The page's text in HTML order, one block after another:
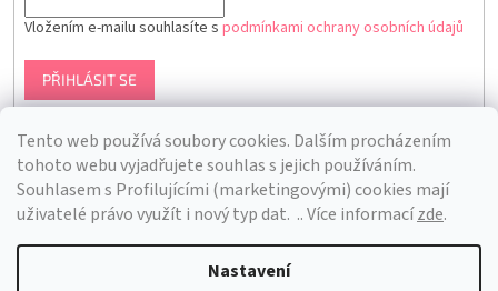
Tento web používá soubory cookies. Dalším procházením
tohoto webu vyjadřujete souhlas s jejich používáním.
Souhlasem s Profilujícími (marketingovými) cookies mají
uživatelé právo využít i nový typ dat. .. Více informacízde.
Nastavení
Vložením e-mailu souhlasíte s podmínkami ochrany osobních údajů
PŘIHLÁSIT SE
Vytvořil Shoptet